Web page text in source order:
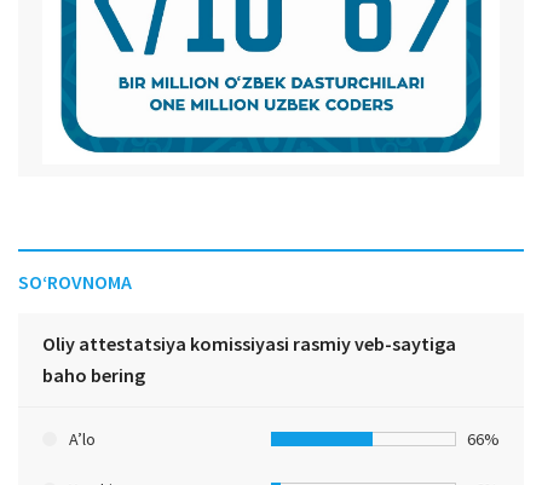
SO‘ROVNOMA
Oliy attestatsiya komissiyasi rasmiy veb-saytiga
baho bering
A’lo 66%